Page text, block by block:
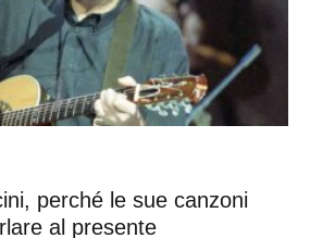
perché le sue canzoni
al presente